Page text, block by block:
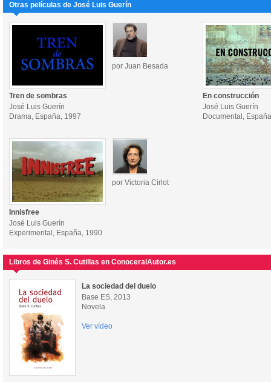
Otras películas de José Luis Guerín
por Juan Besada
Tren de sombras
José Luis Guerín
Drama, España, 1997
En construcción
José Luis Guerín
Documental,
por Victoria Cirlot
Innisfree
José Luis Guerín
Experimental, España, 1990
Libros de Ginés S. Cutillas en ConoceralAutor.es
La sociedad del duelo
Base ES, 2013
Novela
Ver vídeo